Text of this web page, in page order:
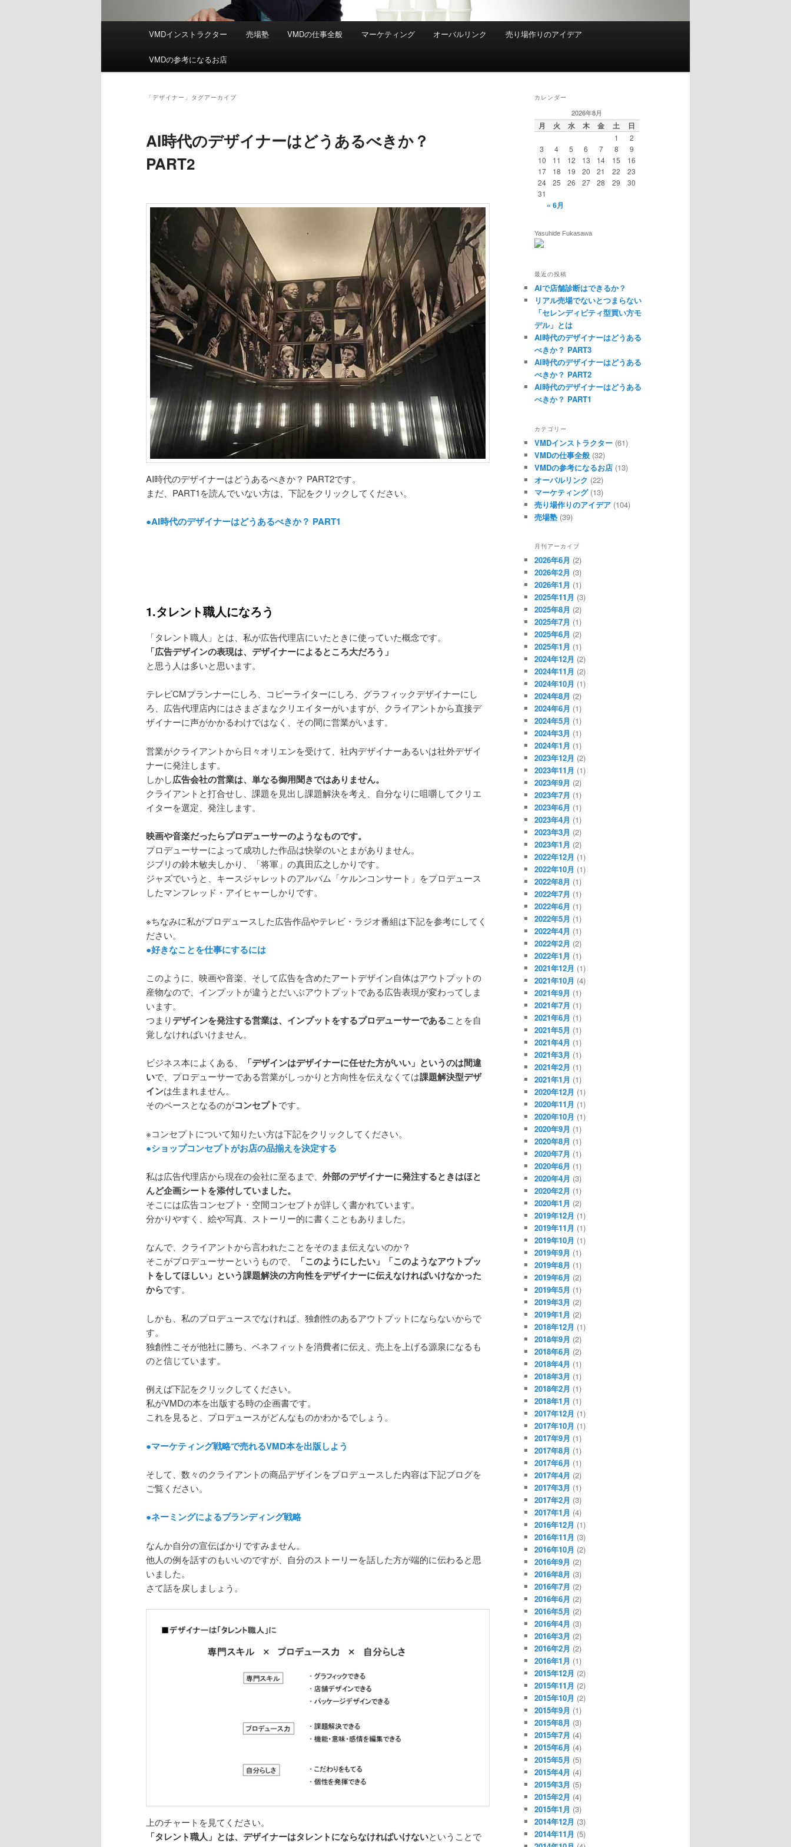
メ
VMDインストラクター 売場塾 VMDの仕事全般 マーケティング オーバルリンク 売り場作りのアイデア
VMDの参考になるお店
「 デザイナー 」タグアーカイブ
AI時代のデザイナーはどうあるべきか？
PART2
AI時代のデザイナーはどうあるべきか？ PART2です。
まだ、PART1を読んでいない方は、下記をクリックしてください。
●AI時代のデザイナーはどうあるべきか？ PART1
1.タレント職人になろう
「タレント職人」とは、私が広告代理店にいたときに使っていた概念です。
「広告デザインの表現は、デザイナーによるところ大だろう」
と思う人は多いと思います。
テレビCMプランナーにしろ、コピーライターにしろ、グラフィックデザイナーにし
ろ、広告代理店内にはさまざまなクリエイターがいますが、クライアントから直接デ
ザイナーに声がかかるわけではなく、その間に営業がいます。
営業がクライアントから日々オリエンを受けて、社内デザイナーあるいは社外デザイ
ナーに発注します。
しかし広告会社の営業は、単なる御用聞きではありません。
クライアントと打合せし、課題を見出し課題解決を考え、自分なりに咀嚼してクリエ
イターを選定、発注します。
映画や音楽だったらプロデューサーのようなものです。
プロデューサーによって成功した作品は快挙のいとまがありません。
ジブリの鈴木敏夫しかり、「将軍」の真田広之しかりです。
ジャズでいうと、キースジャレットのアルバム「ケルンコンサート」をプロデュース
したマンフレッド・アイヒャーしかりです。
※ちなみに私がプロデュースした広告作品やテレビ・ラジオ番組は下記を参考にしてく
ださい。
●好きなことを仕事にするには
このように、映画や音楽、そして広告を含めたアートデザイン自体はアウトプットの
産物なので、インプットが違うとだいぶアウトプットである広告表現が変わってしま
います。
つまりデザインを発注する営業は、インプットをするプロデューサーであることを自
覚しなければいけません。
ビジネス本によくある、
「デザインはデザイナーに任せた方がいい」というのは間違
いで、プロデューサーである営業がしっかりと方向性を伝えなくては課題解決型デザ
インは生まれません。
そのペースとなるのがコンセプトです。
※コンセプトについて知りたい方は下記をクリックしてください。
●ショップコンセプトがお店の品揃えを決定する
私は広告代理店から現在の会社に至るまで、 外部のデザイナーに発注するときはほと
んど企画シートを添付していました。
そこには広告コンセプト・空間コンセプトが詳しく書かれています。
分かりやすく、絵や写真、ストーリー的に書くこともありました。
なんで、クライアントから言われたことをそのまま伝えないのか？
そこがプロデューサーというもので、
「このようにしたい」「このようなアウトプッ
トをしてほしい」という課題解決の方向性をデザイナーに伝えなければいけなかった
からです。
しかも、私のプロデュースでなければ、独創性のあるアウトプットにならないからで
す。
独創性こそが他社に勝ち、ベネフィットを消費者に伝え、売上を上げる源泉になるも
のと信じています。
例えば下記をクリックしてください。
私がVMDの本を出版する時の企画書です。
これを見ると、プロデュースがどんなものかわかるでしょう。
●マーケティング戦略で売れるVMD本を出版しよう
そして、数々のクライアントの商品デザインをプロデュースした内容は下記ブログを
ご覧ください。
●ネーミングによるブランディング戦略
なんか自分の宣伝ばかりですみません。
他人の例を話すのもいいのですが、自分のストーリーを話した方が端的に伝わると思
いました。
さて話を戻しましょう。
上のチャートを見てください。
「タレント職人」とは、デザイナーはタレントにならなければいけないということで
カレンダー
2026年8月
月 火 水 木 金 土 日
1
2
3
4 5 6 7 8
9
10
11 12 13 14 15
16
17
18 19 20 21 22
23
24
25 26 27 28 29
30
31
« 6月
Yasuhide Fukasawa
最近の投稿
AIで店舗診断はできるか？
リアル売場でないとつまらない
「セレンディピティ型買い方モ
デル」とは
AI時代のデザイナーはどうある
べきか？ PART3
AI時代のデザイナーはどうある
べきか？ PART2
AI時代のデザイナーはどうある
べきか？ PART1
カテゴリー
VMDインストラクター (61)
VMDの仕事全般 (32)
VMDの参考になるお店 (13)
オーバルリンク (22)
マーケティング(13)
売り場作りのアイデア (104)
売場塾 (39)
月刊アーカイブ
2026年6月 (2)
2026年2月 (3)
2026年1月 (1)
2025年11月 (3)
2025年8月 (2)
2025年7月 (1)
2025年6月 (2)
2025年1月 (1)
2024年12月 (2)
2024年11月 (2)
2024年10月 (1)
2024年8月 (2)
2024年6月 (1)
2024年5月 (1)
2024年3月 (1)
2024年1月 (1)
2023年12月 (2)
2023年11月 (1)
2023年9月 (2)
2023年7月 (1)
2023年6月 (1)
2023年4月 (1)
2023年3月 (2)
2023年1月 (2)
2022年12月 (1)
2022年10月 (1)
2022年8月 (1)
2022年7月 (1)
2022年6月 (1)
2022年5月 (1)
2022年4月 (1)
2022年2月 (2)
2022年1月 (1)
2021年12月 (1)
2021年10月 (4)
2021年9月 (1)
2021年7月 (1)
2021年6月 (1)
2021年5月 (1)
2021年4月 (1)
2021年3月 (1)
2021年2月 (1)
2021年1月 (1)
2020年12月 (1)
2020年11月 (1)
2020年10月 (1)
2020年9月 (1)
2020年8月 (1)
2020年7月 (1)
2020年6月 (1)
2020年4月 (3)
2020年2月 (1)
2020年1月 (2)
2019年12月 (1)
2019年11月 (1)
2019年10月 (1)
2019年9月 (1)
2019年8月 (1)
2019年6月 (2)
2019年5月 (1)
2019年3月 (2)
2019年1月 (2)
2018年12月 (1)
2018年9月 (2)
2018年6月 (2)
2018年4月 (1)
2018年3月 (1)
2018年2月 (1)
2018年1月 (1)
2017年12月 (1)
2017年10月 (1)
2017年9月 (1)
2017年8月 (1)
2017年6月 (1)
2017年4月 (2)
2017年3月 (1)
2017年2月 (3)
2017年1月 (4)
2016年12月 (1)
2016年11月 (3)
2016年10月 (2)
2016年9月 (2)
2016年8月 (3)
2016年7月 (2)
2016年6月 (2)
2016年5月 (2)
2016年4月 (3)
2016年3月 (2)
2016年2月 (2)
2016年1月 (1)
2015年12月 (2)
2015年11月 (2)
2015年10月 (2)
2015年9月 (1)
2015年8月 (3)
2015年7月 (4)
2015年6月 (4)
2015年5月 (5)
2015年4月 (4)
2015年3月 (5)
2015年2月 (4)
2015年1月 (3)
2014年12月 (3)
2014年11月 (5)